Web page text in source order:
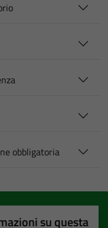
obbligatoria
su questa